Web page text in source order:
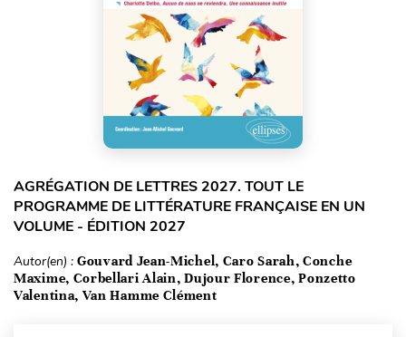
AGRÉGATION DE LETTRES 2027. TOUT LE
PROGRAMME DE LITTÉRATURE FRANÇAISE EN UN
VOLUME - ÉDITION 2027
Autor(en) : Gouvard Jean-Michel, Caro Sarah, Conche
Maxime, Corbellari Alain, Dujour Florence, Ponzetto
Valentina, Van Hamme Clément